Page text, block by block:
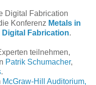
Digital Fabrication
Konferenz Metals in
Digital Fabrication.
teilnehmen,
Patrik Schumacher,
.
McGraw-Hill Auditorium,